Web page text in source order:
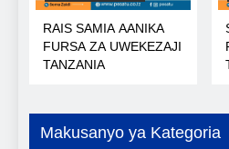
RAIS SAMIA AANIKA
FURSA ZA UWEKEZAJI
TANZANIA
Makusanyo ya Kategoria